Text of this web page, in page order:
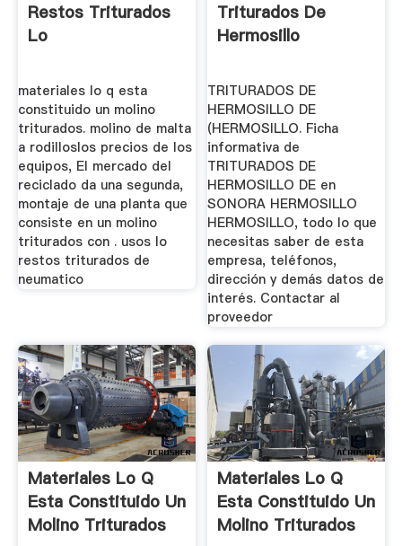
Restos Triturados
Lo
materiales lo q esta
constituido un molino
triturados. molino de malta
a rodilloslos precios de los
equipos, El mercado del
reciclado da una segunda,
montaje de una planta que
consiste en un molino
triturados con . usos lo
restos triturados de
neumatico
Triturados De
Hermosillo
TRITURADOS DE
HERMOSILLO DE
(HERMOSILLO. Ficha
informativa de
TRITURADOS DE
HERMOSILLO DE en
SONORA HERMOSILLO
HERMOSILLO, todo lo que
necesitas saber de esta
empresa, teléfonos,
dirección y demás datos de
interés. Contactar al
proveedor
Materiales Lo Q
Esta Constituido Un
Molino Triturados
Materiales Lo Q
Esta Constituido Un
Molino Triturados